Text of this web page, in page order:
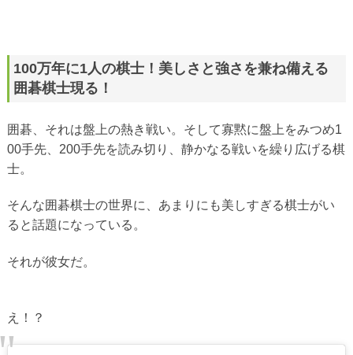
100万年に1人の棋士！美しさと強さを兼ね備える
囲碁棋士現る！
囲碁、それは盤上の熱き戦い。そして寡黙に盤上をみつめ1
00手先、200手先を読み切り、静かなる戦いを繰り広げる棋
士。
そんな囲碁棋士の世界に、あまりにも美しすぎる棋士がい
ると話題になっている。
それが彼女だ。
え！？